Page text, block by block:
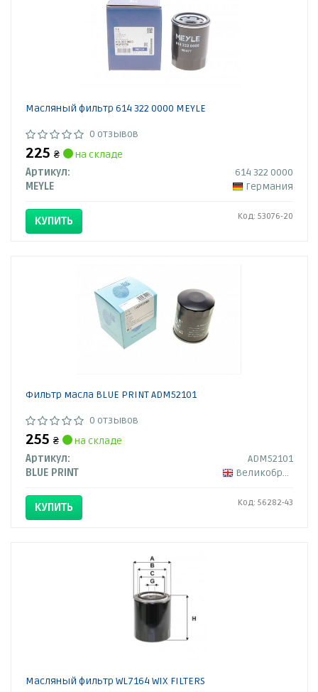
Масляный фильтр 614 322 0000 MEYLE
0 отзывов
225 ₴
на складе
Артикул:
614 322 0000
MEYLE
Германия
КУПИТЬ Код: 53076-20
Фильтр масла BLUE PRINT ADM52101
0 отзывов
255 ₴
на складе
Артикул:
ADM52101
BLUE PRINT
Великобритания
КУПИТЬ Код: 56282-43
Масляный фильтр WL7164 WIX FILTERS